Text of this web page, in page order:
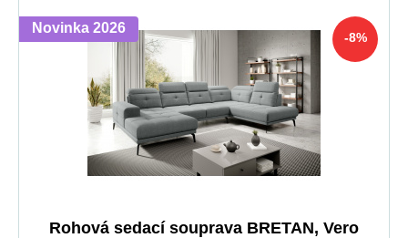
-8%
Novinka 2026
Rohová sedací souprava BRETAN, Vero